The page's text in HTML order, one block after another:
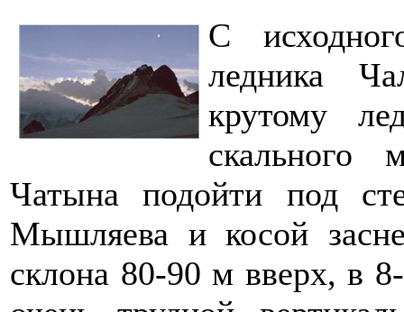
С
ледника
крутому
скального
Чатына подойти под
Мышляева и косой
склона 80-90 м вверх, в